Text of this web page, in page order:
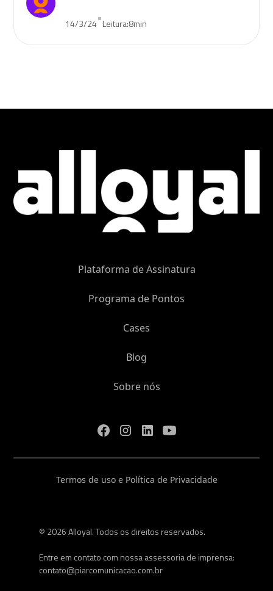
14/3/24•Leitura:8min
Plataforma de Assinatura
Programa de Pontos
Cases
Blog
Sobre nós
© 2026 Alloyal. Todos os direitos reservados.
Entre em contato com nossa assessoria de imprensa:
contato@piarcomunicacao.com.br
Termos de uso e Política de Privacidade